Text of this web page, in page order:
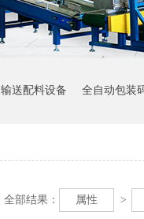
输送配料设备 全自动包装
全部结果： 属性 >